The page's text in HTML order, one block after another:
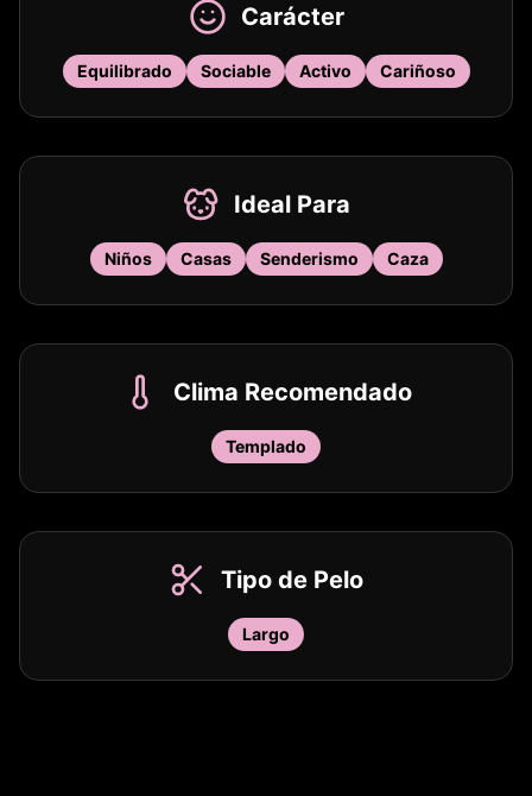
Carácter
Equilibrado Sociable Activo Cariñoso
Ideal Para
Niños Casas Senderismo Caza
Clima Recomendado
Templado
Tipo de Pelo
Largo